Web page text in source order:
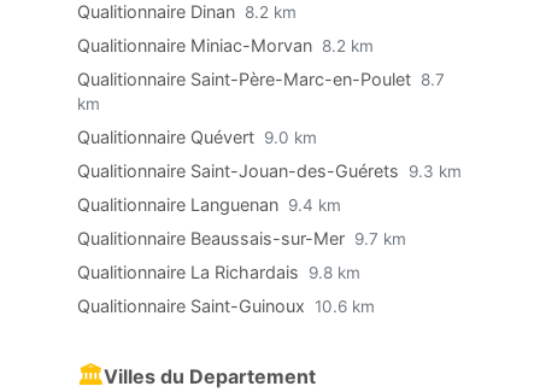
Qualitionnaire Dinan 8.2 km
Qualitionnaire Miniac-Morvan 8.2 km
Qualitionnaire Saint-Père-Marc-en-Poulet 8.7
km
Qualitionnaire Quévert 9.0 km
Qualitionnaire Saint-Jouan-des-Guérets 9.3 km
Qualitionnaire Languenan 9.4 km
Qualitionnaire Beaussais-sur-Mer 9.7 km
Qualitionnaire La Richardais 9.8 km
Qualitionnaire Saint-Guinoux 10.6 km
🏛Villes du Departement